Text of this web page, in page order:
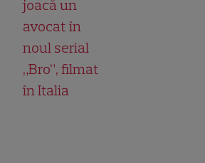
joacă un
avocat în
noul serial
„Bro”, filmat
în Italia